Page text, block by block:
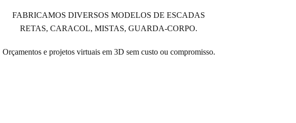
FABRICAMOS DIVERSOS MODELOS DE ESCADAS
RETAS, CARACOL, MISTAS, GUARDA-CORPO.
Orçamentos e projetos virtuais em 3D sem custo ou compromisso.